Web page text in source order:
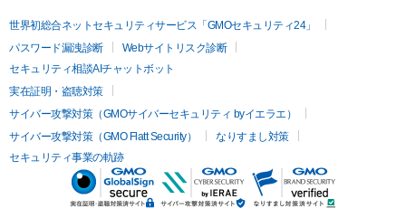
世界初総合ネットセキュリティサービス「GMOセキュリティ24」
パスワード漏洩診断
Webサイトリスク診断
セキュリティ相談AIチャットボット
実在証明・盗聴対策
サイバー攻撃対策（GMOサイバーセキュリティ byイエラエ）
サイバー攻撃対策（GMO Flatt Security）
なりすまし対策
セキュリティ事業の軌跡